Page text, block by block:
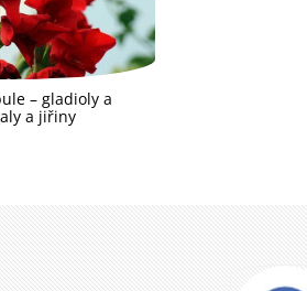
– gladioly a
a jiřiny